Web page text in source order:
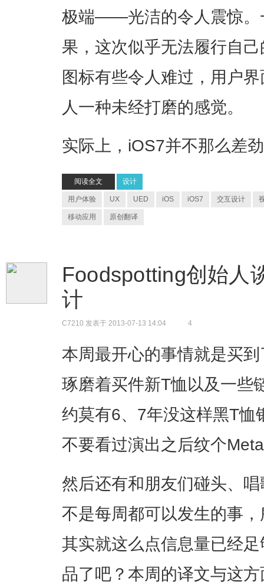
极端——光洁的令人震惊。
果，这次似乎无法履行自
图标有些令人难过，用户
人一种未经打磨的感觉。
实际上，iOS7并不那么差
阅读全文 设计
用户体验 UX UED iOS iOS7 交互设计
移动应用 原创翻译
Foodspotting创始人
计
C7210 发表于 2013-07-13 14:04 4
本周最开心的事情就是买
琢磨着买件新T恤以及一些
约莫有6、7年没这样黑T恤
不要看过演出之后纹个
然后还有和朋友们碰头、
不是每周都可以发生的事
其实就这么点信息量已经
品了吧？本周的译文与这